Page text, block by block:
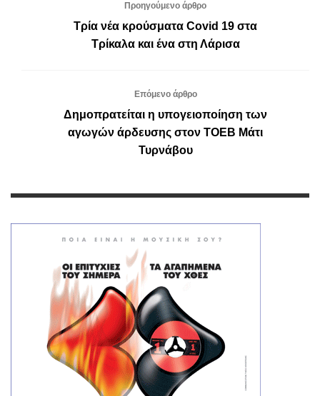
Προηγούμενο άρθρο
Τρία νέα κρούσματα Covid 19 στα
Τρίκαλα και ένα στη Λάρισα
Επόμενο άρθρο
Δημοπρατείται η υπογειοποίηση των
αγωγών άρδευσης στον ΤΟΕΒ Μάτι
Τυρνάβου